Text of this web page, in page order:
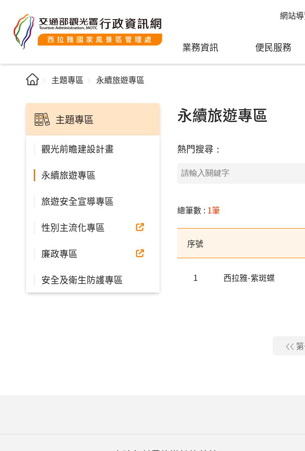
網站
業務資訊 便民服務
主題專區 永續旅遊專區
主題專區
觀光前瞻建設計畫
永續旅遊專區
旅遊安全宣導專區
性別主流化專區
廉政專區
安全及衛生防護專區
永續旅遊專區
熱門搜尋：
總筆數 : 1筆
序號
1 西拉雅-紫斑蝶